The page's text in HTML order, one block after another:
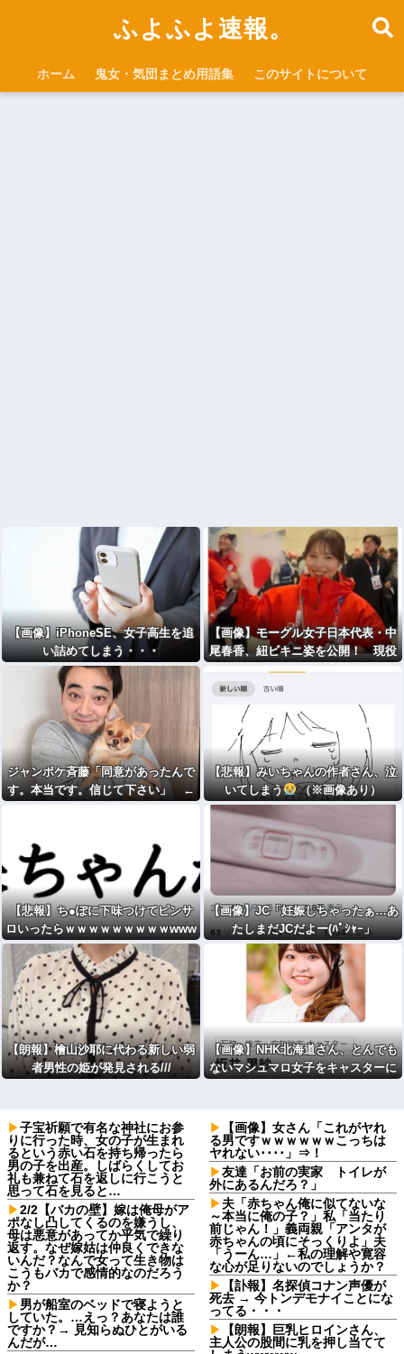
ふよふよ速報。
ホーム 鬼女・気団まとめ用語集 このサイトについて
【画像】iPhoneSE、女子高生を追
い詰めてしまう・・・
【画像】モーグル女子日本代表・中
尾春香、紐ビキニ姿を公開！ 現役
アスリートの激レア水着ショットに
反響… 2026年ミラノ五輪出場
ジャンポケ斉藤「同意があったんで
す。本当です。信じて下さい」 ←
【悲報】みいちゃんの作者さん、泣
いてしまう
（※画像あり）
【悲報】ち●ぽに下味つけてピンサ
ロいったらｗｗｗｗｗｗｗｗｗwww
w
【画像】JC「妊娠しちゃったぁ…あ
たしまだJCだよー(ﾊﾟｼｬｰ」
【朗報】檜山沙耶に代わる新しい弱
者男性の姫が発見される///
【画像】NHK北海道さん、とんでも
ないマシュマロ女子をキャスターに
子宝祈願で有名な神社にお参
りに行った時、女の子が生まれ
るという赤い石を持ち帰ったら
男の子を出産。しばらくしてお
礼も兼ねて石を返しに行こうと
思って石を見ると…
2/2【バカの壁】嫁は俺母がア
ポなし凸してくるのを嫌うし、
母は悪意があってか平気で繰り
返す。なぜ嫁姑は仲良くできな
いんだ？なんで女って生き物は
こうもバカで感情的なのだろう
か？
男が船室のベッドで寝ようと
していた。…えっ？あなたは誰
ですか？→ 見知らぬひとがいる
んだが…
【画像】女さん「これがヤれ
る男ですｗｗｗｗｗｗこっちは
ヤれない････」⇒！
友達「お前の実家 トイレが
外にあるんだろ？」
夫「赤ちゃん俺に似てないな
～本当に俺の子？」私「当たり
前じゃん！」義両親「アンタが
赤ちゃんの頃にそっくりよ」夫
「うーん…」←私の理解や寛容
な心が足りないのでしょうか？
【訃報】名探偵コナン声優が
死去 → 今トンデモナイことにな
ってる・・・
【朗報】巨乳ヒロインさん、
主人公の股間に乳を押し当てて